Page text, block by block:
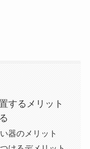
するメリット
器のメリット